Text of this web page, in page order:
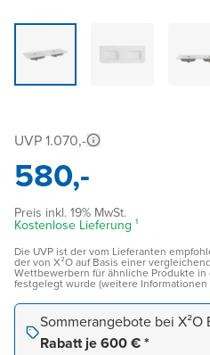
UVP 1.070,-
580,-
Preis inkl. 19% MwSt.
Kostenlose Lieferung ¹
Die UVP ist der vom Lieferanten
der von X²O auf Basis einer
Wettbewerbern für ähnliche Produkte
festgelegt wurde (weitere Informationen
Sommerangebote bei X²O
Rabatt je 600 € *